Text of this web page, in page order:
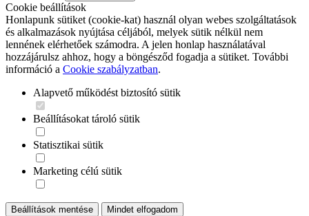
Cookie beállítások
Honlapunk sütiket (cookie-kat) használ olyan webes szolgáltatások
és alkalmazások nyújtása céljából, melyek sütik nélkül nem
lennének elérhetőek számodra. A jelen honlap használatával
hozzájárulsz ahhoz, hogy a böngésződ fogadja a sütiket. További
információ a Cookie szabályzatban.
Alapvető működést biztosító sütik
Beállításokat tároló sütik
Statisztikai sütik
Marketing célú sütik
Beállítások mentése Mindet elfogadom